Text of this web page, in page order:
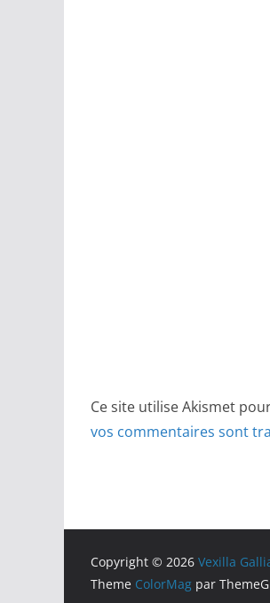
Ce site utilise Akismet
vos commentaires sont
Copyright © 2026 Vexilla
Theme ColorMag par